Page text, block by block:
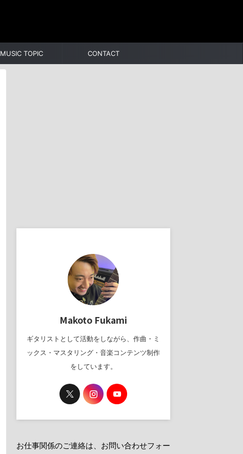
MUSIC TOPIC CONTACT
Makoto Fukami
ギタリストとして活動をしながら、作曲・ミ
ックス・マスタリング・音楽コンテンツ制作
をしています。
お仕事関係のご連絡は、お問い合わせフォー